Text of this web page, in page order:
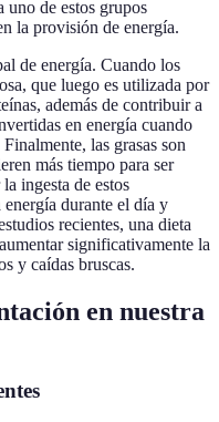
uno de estos grupos
la provisión de energía.
de energía. Cuando los
que luego es utilizada por
además de contribuir a
en energía cuando
las grasas son
más tiempo para ser
ingesta de estos
durante el día y
recientes, una dieta
significativamente la
y caídas bruscas.
en nuestra